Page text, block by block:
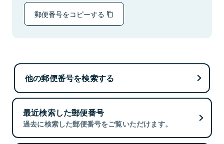
郵便番号をコピーする
他の郵便番号を検索する
最近検索した郵便番号
過去に検索した郵便番号をご覧いただけます。